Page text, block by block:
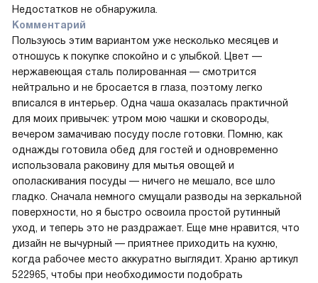
Недостатков не обнаружила.
Комментарий
Пользуюсь этим вариантом уже несколько месяцев и
отношусь к покупке спокойно и с улыбкой. Цвет —
нержавеющая сталь полированная — смотрится
нейтрально и не бросается в глаза, поэтому легко
вписался в интерьер. Одна чаша оказалась практичной
для моих привычек: утром мою чашки и сковороды,
вечером замачиваю посуду после готовки. Помню, как
однажды готовила обед для гостей и одновременно
использовала раковину для мытья овощей и
ополаскивания посуды — ничего не мешало, все шло
гладко. Сначала немного смущали разводы на зеркальной
поверхности, но я быстро освоила простой рутинный
уход, и теперь это не раздражает. Еще мне нравится, что
дизайн не вычурный — приятнее приходить на кухню,
когда рабочее место аккуратно выглядит. Храню артикул
522965, чтобы при необходимости подобрать